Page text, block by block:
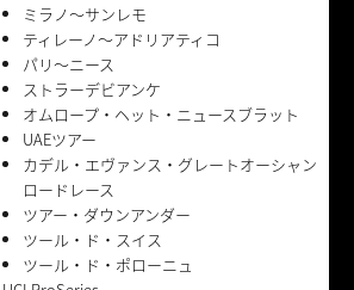
ミラノ〜サンレモ
ティレーノ〜アドリアティコ
パリ〜ニース
ストラーデビアンケ
オムロープ・ヘット・ニュースブラット
UAEツアー
カデル・エヴァンス・グレートオーシャン
ロードレース
ツアー・ダウンアンダー
ツール・ド・スイス
ツール・ド・ポローニュ